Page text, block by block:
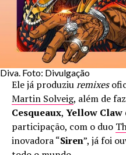
Diva. Foto: Divulgação
Ele já produziuremixes
Martin Solveig, além de
Cesqueaux, Yellow Claw
participação, com o duo
inovadora “Siren”, já foi